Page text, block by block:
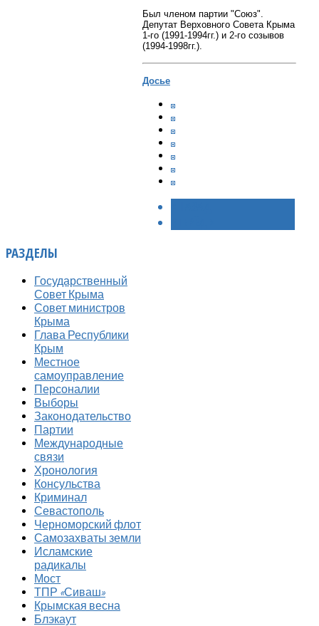
Был членом партии "Союз".
Депутат Верховного Совета Крыма
1-го (1991-1994гг.) и 2-го созывов
(1994-1998гг.).
Досье
РАЗДЕЛЫ
Государственный
Совет Крыма
Совет министров
Крыма
Глава Республики
Крым
Местное
самоуправление
Персоналии
Выборы
Законодательство
Партии
Международные
связи
Хронология
Консульства
Криминал
Севастополь
Черноморский флот
Самозахваты земли
Исламские
радикалы
Мост
ТПР «Сиваш»
Крымская весна
Блэкаут